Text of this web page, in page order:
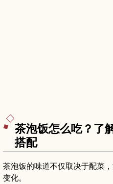
茶泡饭怎么吃？了
搭配
茶泡饭的味道不仅取决于配菜
变化。